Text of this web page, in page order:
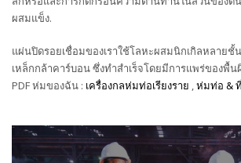
ผสมแข็ง.
แผ่นปิดรอยเชื่อมของเราใช้โลหะผสมนิกเกิลหลายชั้
เหล็กกล้าคาร์บอน ซึ่งทำสำเร็จโดยมีการแพร่ของพื้
PDF ห่มของฉัน : เครื่องกลห่มท่อเรียงราย ,ห่มท่อ &